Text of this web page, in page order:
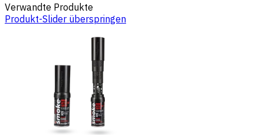
Verwandte Produkte
Produkt-Slider überspringen